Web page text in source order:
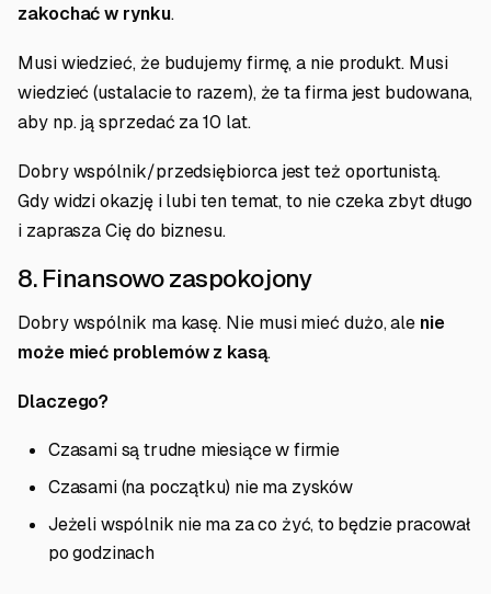
zakochać w rynku.
Musi wiedzieć, że budujemy firmę, a nie produkt. Musi
wiedzieć (ustalacie to razem), że ta firma jest budowana,
aby np. ją sprzedać za 10 lat.
Dobry wspólnik/przedsiębiorca jest też oportunistą.
Gdy widzi okazję i lubi ten temat, to nie czeka zbyt długo
i zaprasza Cię do biznesu.
8. Finansowo zaspokojony
Dobry wspólnik ma kasę. Nie musi mieć dużo, ale nie
może mieć problemów z kasą.
Dlaczego?
Czasami są trudne miesiące w firmie
Czasami (na początku) nie ma zysków
Jeżeli wspólnik nie ma za co żyć, to będzie pracował
po godzinach